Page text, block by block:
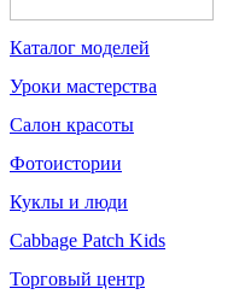
Каталог моделей
Уроки мастерства
Салон красоты
Фотоистории
Куклы и люди
Cabbage Patch Kids
Торговый центр